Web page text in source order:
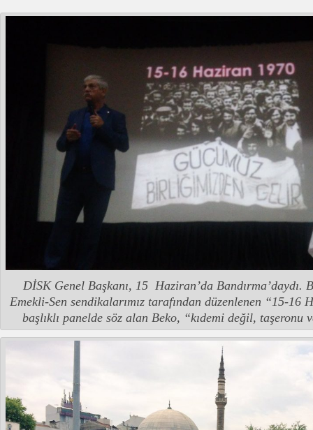
DİSK Genel Başkanı, 15 Haziran’da Bandırma’daydı.
Emekli-Sen sendikalarımız tarafından düzenlenen “15-
başlıklı panelde söz alan Beko, “kıdemi değil, taşeronu